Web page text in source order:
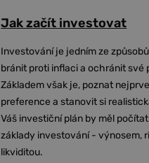
Jak začít investovat
Investování je jedním ze
bránit proti inflaci a ochránit své
Základem však je, poznat
preference a stanovit si
Váš investiční plán by měl
základy investování - výnosem,
likviditou.